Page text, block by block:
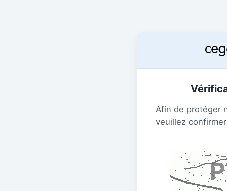
Afin de protéger
veuillez